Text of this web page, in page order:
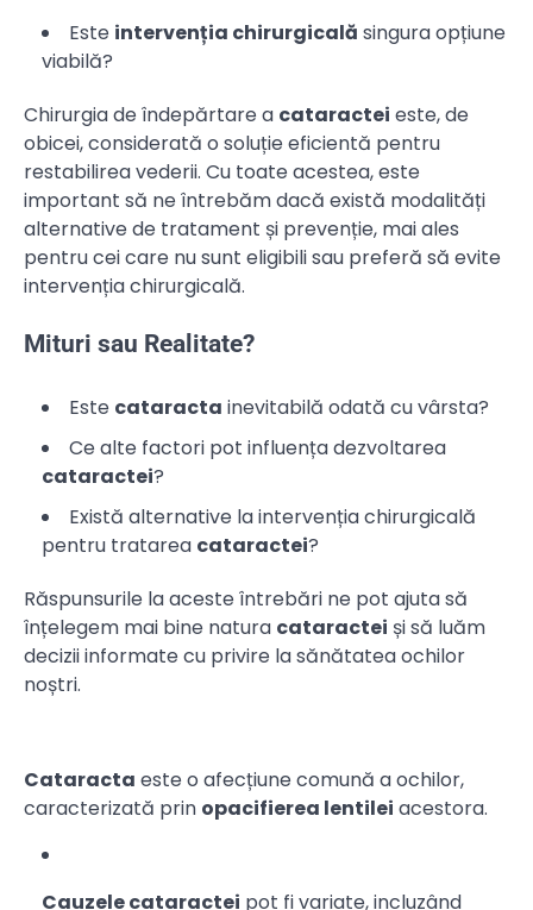
Este intervenția chirurgicală singura opțiune
viabilă?
Chirurgia de îndepărtare a cataractei este, de
obicei, considerată o soluție eficientă pentru
restabilirea vederii. Cu toate acestea, este
important să ne întrebăm dacă există modalități
alternative de tratament și prevenție, mai ales
pentru cei care nu sunt eligibili sau preferă să evite
intervenția chirurgicală.
Mituri sau Realitate?
Este cataracta inevitabilă odată cu vârsta?
Ce alte factori pot influența dezvoltarea
cataractei?
Există alternative la intervenția chirurgicală
pentru tratarea cataractei?
Răspunsurile la aceste întrebări ne pot ajuta să
înțelegem mai bine natura cataractei și să luăm
decizii informate cu privire la sănătatea ochilor
noștri.
Cataracta este o afecțiune comună a ochilor,
caracterizată prin opacifierea lentilei acestora.
Cauzele cataractei pot fi variate, incluzând